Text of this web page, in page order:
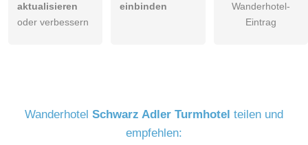
aktualisieren
oder verbessern
einbinden
Wanderhotel-
Eintrag
Wanderhotel Schwarz Adler Turmhotel teilen und
empfehlen: